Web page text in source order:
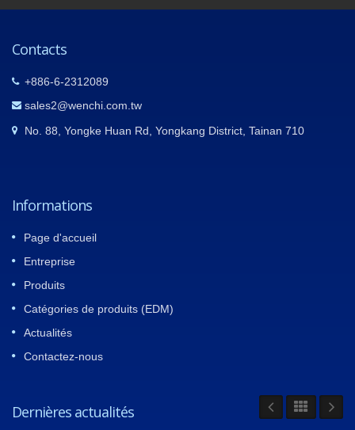
Contacts
+886-6-2312089
sales2@wenchi.com.tw
No. 88, Yongke Huan Rd, Yongkang District, Tainan 710
Informations
Page d'accueil
Entreprise
Produits
Catégories de produits (EDM)
Actualités
Contactez-nous
Dernières actualités